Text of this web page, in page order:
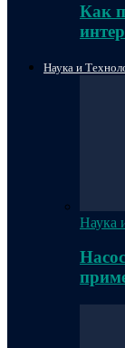
Как
Наука и
Наука